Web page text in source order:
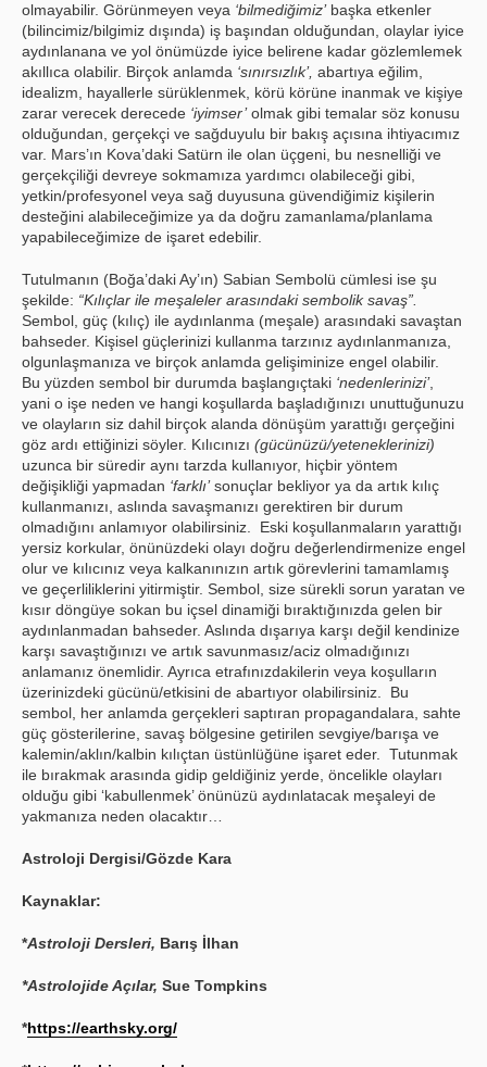
olmayabilir. Görünmeyen veya ‘bilmediğimiz’başka etkenler
(bilincimiz/bilgimiz dışında) iş başından olduğundan, olaylar iyice
aydınlanana ve yol önümüzde iyice belirene kadar gözlemlemek
akıllıca olabilir. Birçok anlamda ‘sınırsızlık’, abartıya eğilim,
idealizm, hayallerle sürüklenmek, körü körüne inanmak ve kişiye
zarar verecek derecede ‘iyimser’olmak gibi temalar söz konusu
olduğundan, gerçekçi ve sağduyulu bir bakış açısına ihtiyacımız
var. Mars’ın Kova’daki Satürn ile olan üçgeni, bu nesnelliği ve
gerçekçiliği devreye sokmamıza yardımcı olabileceği gibi,
yetkin/profesyonel veya sağ duyusuna güvendiğimiz kişilerin
desteğini alabileceğimize ya da doğru zamanlama/planlama
yapabileceğimize de işaret edebilir.
Tutulmanın (Boğa’daki Ay’ın) Sabian Sembolü cümlesi ise şu
şekilde: “Kılıçlar ile meşaleler arasındaki sembolik savaş”.
Sembol, güç (kılıç) ile aydınlanma (meşale) arasındaki savaştan
bahseder. Kişisel güçlerinizi kullanma tarzınız aydınlanmanıza,
olgunlaşmanıza ve birçok anlamda gelişiminize engel olabilir.
Bu yüzden sembol bir durumda başlangıçtaki ‘nedenlerinizi’,
yani o işe neden ve hangi koşullarda başladığınızı unuttuğunuzu
ve olayların siz dahil birçok alanda dönüşüm yarattığı gerçeğini
göz ardı ettiğinizi söyler. Kılıcınızı (gücünüzü/yeteneklerinizi)
uzunca bir süredir aynı tarzda kullanıyor, hiçbir yöntem
değişikliği yapmadan ‘farklı’sonuçlar bekliyor ya da artık kılıç
kullanmanızı, aslında savaşmanızı gerektiren bir durum
olmadığını anlamıyor olabilirsiniz. Eski koşullanmaların yarattığı
yersiz korkular, önünüzdeki olayı doğru değerlendirmenize engel
olur ve kılıcınız veya kalkanınızın artık görevlerini tamamlamış
ve geçerliliklerini yitirmiştir. Sembol, size sürekli sorun yaratan ve
kısır döngüye sokan bu içsel dinamiği bıraktığınızda gelen bir
aydınlanmadan bahseder. Aslında dışarıya karşı değil kendinize
karşı savaştığınızı ve artık savunmasız/aciz olmadığınızı
anlamanız önemlidir. Ayrıca etrafınızdakilerin veya koşulların
üzerinizdeki gücünü/etkisini de abartıyor olabilirsiniz. Bu
sembol, her anlamda gerçekleri saptıran propagandalara, sahte
güç gösterilerine, savaş bölgesine getirilen sevgiye/barışa ve
kalemin/aklın/kalbin kılıçtan üstünlüğüne işaret eder. Tutunmak
ile bırakmak arasında gidip geldiğiniz yerde, öncelikle olayları
olduğu gibi ‘kabullenmek’ önünüzü aydınlatacak meşaleyi de
yakmanıza neden olacaktır…
Astroloji Dergisi/Gözde Kara
Kaynaklar:
*Astroloji Dersleri, Barış İlhan
*Astrolojide Açılar, Sue Tompkins
*https://earthsky.org/